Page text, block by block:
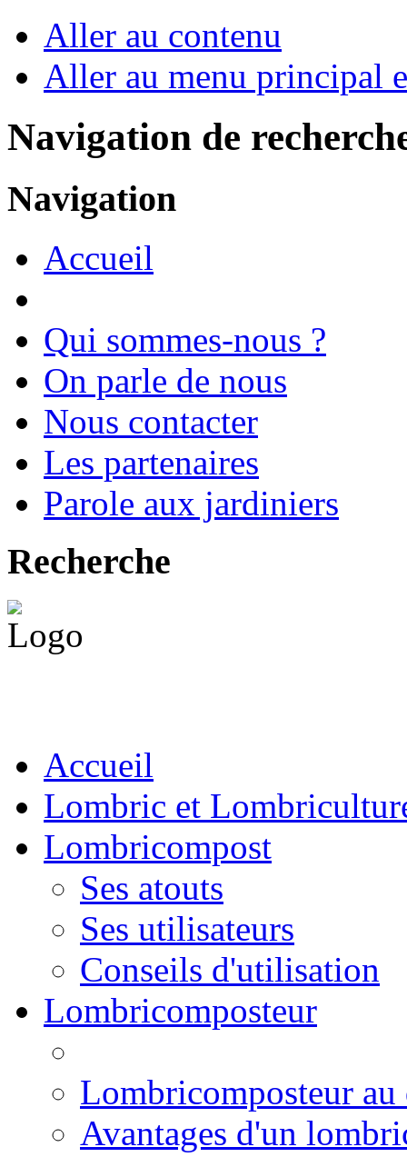
Aller au contenu
Aller au menu principal
Navigation de
Navigation
Accueil
Qui sommes-nous ?
On parle de nous
Nous contacter
Les partenaires
Parole aux jardiniers
Recherche
Accueil
Lombric et
Lombricompost
Ses atouts
Ses utilisateurs
Conseils d'utilisation
Lombricomposteur
Lombricomposteur
Avantages d'un